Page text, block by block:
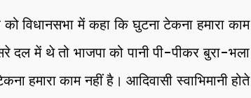
विधानसभा में कहा कि घुटना टेकना हमारा काम
दल में थे तो भाजपा को पानी पी-पीकर बुरा-भला
हमारा काम नहीं है। आदिवासी स्वाभिमानी होते